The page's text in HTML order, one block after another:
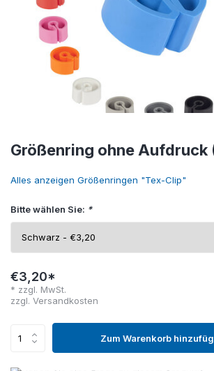
Größenring ohne Aufdruck
Alles anzeigen Größenringen "Tex-Clip"
Bitte wählen Sie: *
€3,20*
* zzgl. MwSt.
zzgl. Versandkosten
Zum Warenkorb